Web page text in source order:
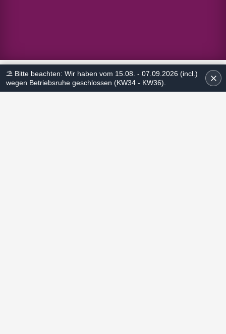
⛱ Bitte beachten: Wir haben vom 15.08. - 07.09.2026 (incl.)
wegen Betriebsruhe geschlossen (KW34 - KW36).